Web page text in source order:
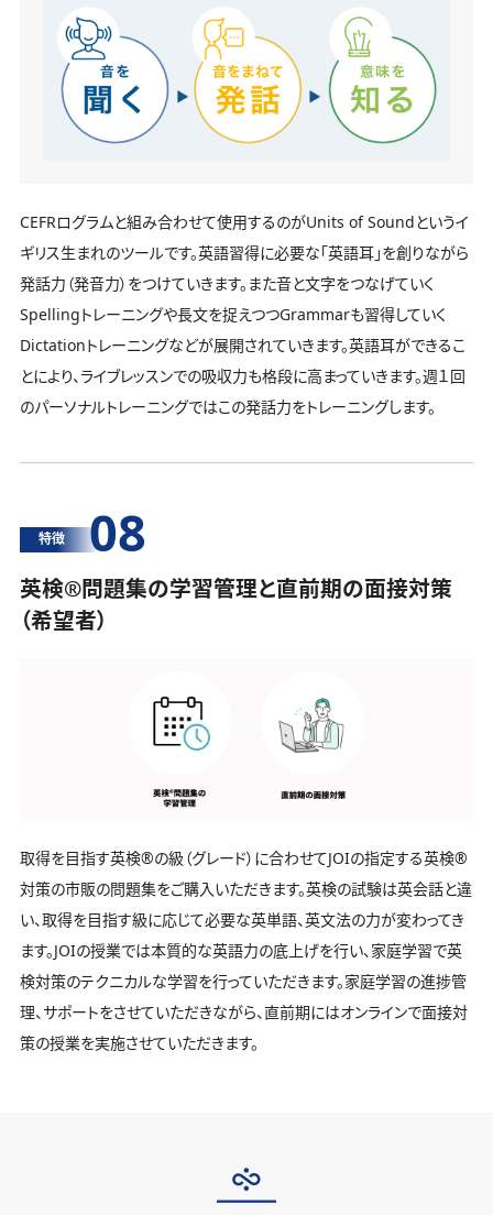
CEFRログラムと組み合わせて使用するのがUnits of Soundというイ
ギリス生まれのツールです。英語習得に必要な「英語耳」を創りながら
発話力（発音力）をつけていきます。また音と文字をつなげていく
Spellingトレーニングや長文を捉えつつGrammarも習得していく
Dictationトレーニングなどが展開されていきます。英語耳ができるこ
とにより、ライブレッスンでの吸収力も格段に高まっていきます。週１回
のパーソナルトレーニングではこの発話力をトレーニングします。
特徴 08
英検®️問題集の学習管理と直前期の面接対策
（希望者）
取得を目指す英検®️の級（グレード）に合わせてJOIの指定する英検®️
対策の市販の問題集をご購入いただきます。英検の試験は英会話と違
い、取得を目指す級に応じて必要な英単語、英文法の力が変わってき
ます。JOIの授業では本質的な英語力の底上げを行い、家庭学習で英
検対策のテクニカルな学習を行っていただきます。家庭学習の進捗管
理、サポートをさせていただきながら、直前期にはオンラインで面接対
策の授業を実施させていただきます。